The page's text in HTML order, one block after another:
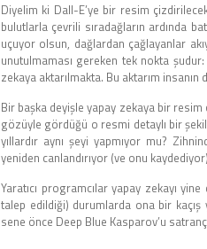
Diyelim ki Dall-E’ye bir resim
bulutlarla çevrili sıradağların ardında
uçuyor olsun, dağlardan çağlayanlar
unutulmaması gereken tek nokta şudur:
zekaya aktarılmakta. Bu aktarım
Bir başka deyişle yapay zekaya bir
gözüyle gördüğü o resmi detaylı bir
yıllardır aynı şeyi yapmıyor mu?
yeniden canlandırıyor (ve onu
Yaratıcı programcılar yapay zekayı
talep edildiği) durumlarda ona bir
sene önce Deep Blue Kasparov’u